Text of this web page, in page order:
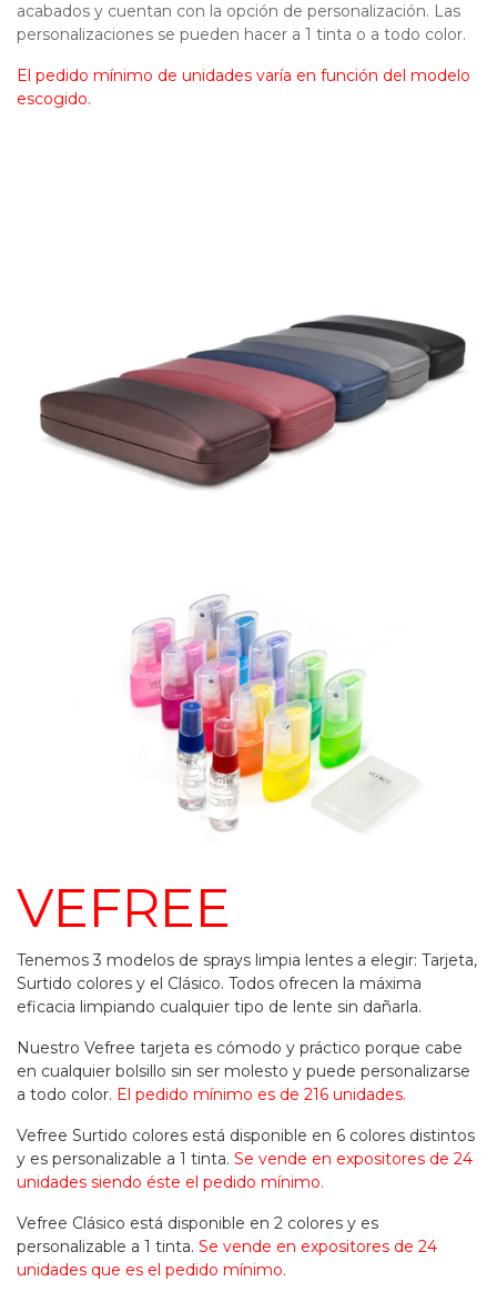
acabados y cuentan con la opción de personalización. Las
personalizaciones se pueden hacer a 1 tinta o a todo color.
El pedido mínimo de unidades varía en función del modelo
escogido.
VEFREE
Tenemos 3 modelos de sprays limpia lentes a elegir: Tarjeta,
Surtido colores y el Clásico. Todos ofrecen la máxima
eficacia limpiando cualquier tipo de lente sin dañarla.
Nuestro Vefree tarjeta es cómodo y práctico porque cabe
en cualquier bolsillo sin ser molesto y puede personalizarse
a todo color. El pedido mínimo es de 216 unidades.
Vefree Surtido colores está disponible en 6 colores distintos
y es personalizable a 1 tinta. Se vende en expositores de 24
unidades siendo éste el pedido mínimo.
Vefree Clásico está disponible en 2 colores y es
personalizable a 1 tinta. Se vende en expositores de 24
unidades que es el pedido mínimo.